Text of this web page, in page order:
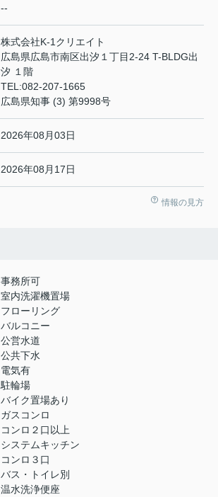
--
株式会社K-1クリエイト
広島県広島市南区出汐１丁目2-24 T-BLDG出
汐 １階
TEL:082-207-1665
広島県知事 (3) 第9998号
2026年08月03日
2026年08月17日
情報の見方
事務所可
室内洗濯機置場
フローリング
バルコニー
公営水道
公共下水
電気有
駐輪場
バイク置場あり
ガスコンロ
コンロ２口以上
システムキッチン
コンロ３口
バス・トイレ別
温水洗浄便座